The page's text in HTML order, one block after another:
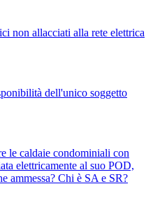
non allacciati alla rete elettrica
dell'unico soggetto
le caldaie condominiali con
elettricamente al suo POD,
ammessa? Chi è SA e SR?